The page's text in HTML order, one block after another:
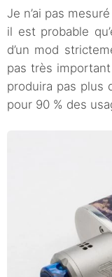
Je n’ai pas
il est probable
d’un mod
pas très
produira pas plus
pour 90 % des